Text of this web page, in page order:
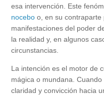
esa intervención. Este
nocebo o, en su contraparte
manifestaciones del poder
la realidad y, en algunos
circunstancias.
La intención es el motor de
mágica o mundana.
claridad y convicción hacia